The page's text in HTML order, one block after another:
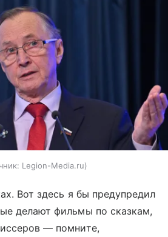
Legion-Media.ru
Вот здесь я бы предупредил
делают фильмы по сказкам,
— помните,